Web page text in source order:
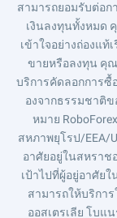
สามารถยอมรับต่อก
เงินลงทุนทั้งหมด
เข้าใจอย่างถ่องแท้
ขายหรือลงทุน คุ
บริการคัดลอกการซื้
องจากธรรมชาติ
หมาย
สหภาพยุโรป/EEA/
อาศัยอยู่ในสหราช
เป้าไปที่ผู้อยู่อาศัยใ
สามารถให้บริกา
ออสเตรเลีย โบแ